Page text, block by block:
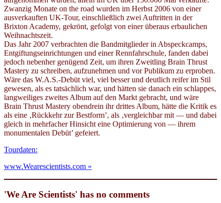
Zwanzig Monate on the road wurden im Herbst 2006 von einer
ausverkauften UK-Tour, einschließlich zwei Auftritten in der
Brixton Academy, gekrönt, gefolgt von einer überaus erbaulichen
Weihnachtszeit.
Das Jahr 2007 verbrachten die Bandmitglieder in Abspeckcamps,
Entgiftungseinrichtungen und einer Rennfahrschule, fanden dabei
jedoch nebenher genügend Zeit, um ihren Zweitling Brain Thrust
Mastery zu schreiben, aufzunehmen und vor Publikum zu erproben.
Wäre das W.A.S.-Debüt viel, viel besser und deutlich reifer im Stil
gewesen, als es tatsächlich war, und hätten sie danach ein schlappes,
langweiliges zweites Album auf den Markt gebracht, und wäre
Brain Thrust Mastery obendrein ihr drittes Album, hätte die Kritik es
als eine ‚Rückkehr zur Bestform’, als ‚vergleichbar mit — und dabei
gleich in mehrfacher Hinsicht eine Optimierung von — ihrem
monumentalen Debüt’ gefeiert.
Tourdaten:
www.Wearescientists.com »
'We Are Scientists' has no comments